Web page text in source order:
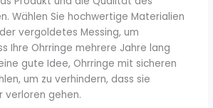
Wählen Sie hochwertige Materialien
vergoldetes Messing, um
Ihre Ohrringe mehrere Jahre lang
gute Idee, Ohrringe mit sicheren
um zu verhindern, dass sie
verloren gehen.